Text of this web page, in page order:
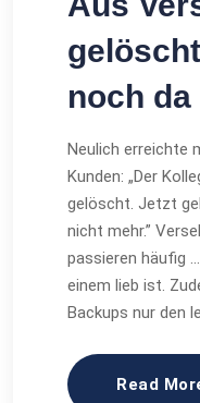
noch da
Neulich erreichte
Kunden: „Der
gelöscht. Jetzt
nicht mehr.”
passieren häufig
einem lieb ist.
Backups nur den
Read